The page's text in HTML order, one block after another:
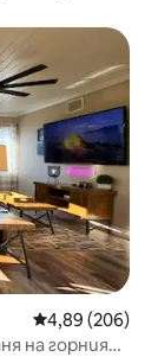
Средна
4,89 (206)
на горния